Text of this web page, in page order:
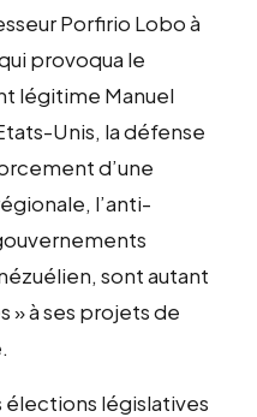
Porfirio Lobo à
provoqua le
légitime Manuel
Unis, la défense
d’une
l’anti-
sont autant
» à ses projets de
élections législatives